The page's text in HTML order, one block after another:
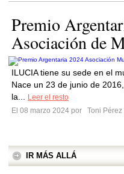
Premio
Asociación de
ILUCIA tiene su sede en el
Nace un 23 de junio de
la...
Leer el resto
El 08 marzo 2024 por
Toni
IR MÁS ALLÁ